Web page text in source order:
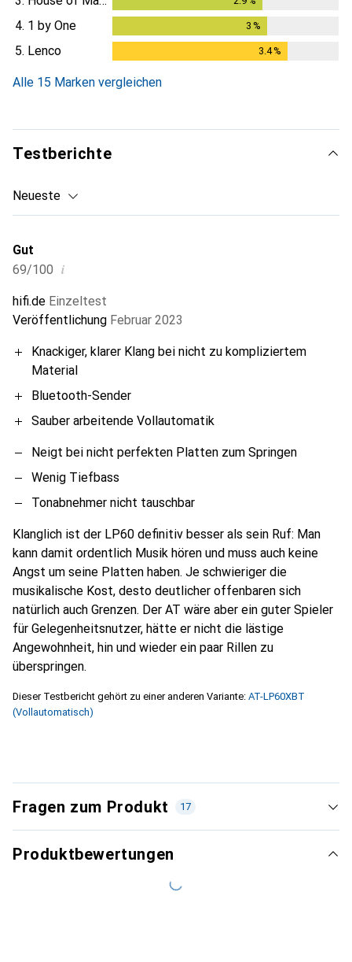
4. 1 by One 3 %
5. Lenco 3.4%
Alle 15 Marken vergleichen
Testberichte
Neueste
Gut
69/100 i
hifi.de Einzeltest
Veröffentlichung Februar 2023
Knackiger, klarer Klang bei nicht zu kompliziertem
Material
Bluetooth-Sender
Sauber arbeitende Vollautomatik
Neigt bei nicht perfekten Platten zum Springen
Wenig Tiefbass
Tonabnehmer nicht tauschbar
Klanglich ist der LP60 definitiv besser als sein Ruf: Man
kann damit ordentlich Musik hören und muss auch keine
Angst um seine Platten haben. Je schwieriger die
musikalische Kost, desto deutlicher offenbaren sich
natürlich auch Grenzen. Der AT wäre aber ein guter Spieler
für Gelegenheitsnutzer, hätte er nicht die lästige
Angewohnheit, hin und wieder ein paar Rillen zu
überspringen.
Dieser Testbericht gehört zu einer anderen Variante: AT-LP60XBT
(Vollautomatisch)
Fragen zum Produkt 17
Produktbewertungen